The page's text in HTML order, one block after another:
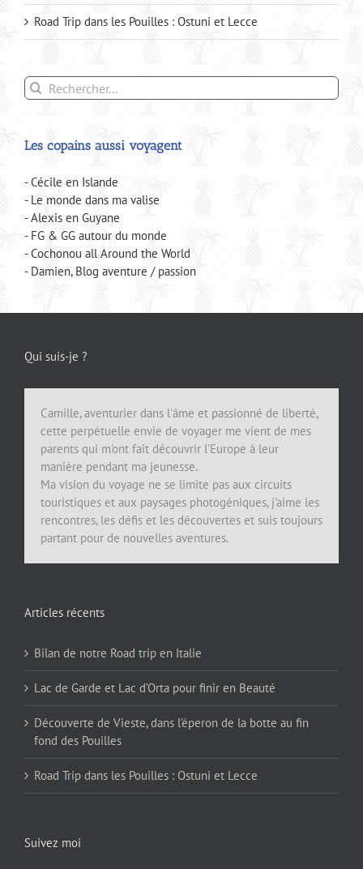
Road Trip dans les Pouilles : Ostuni et Lecce
Rechercher:
Les copains aussi voyagent
- Cécile en Islande
- Le monde dans ma valise
- Alexis en Guyane
- FG & GG autour du monde
- Cochonou all Around the World
- Damien, Blog aventure / passion
Qui suis-je ?
Camille, aventurier dans l'âme et passionné de liberté,
cette perpétuelle envie de voyager me vient de mes
parents qui m'ont fait découvrir l'Europe à leur
manière pendant ma jeunesse.
Ma vision du voyage ne se limite pas aux circuits
touristiques et aux paysages photogéniques, j'aime les
rencontres, les défis et les découvertes et suis toujours
partant pour de nouvelles aventures.
Articles récents
Bilan de notre Road trip en Italie
Lac de Garde et Lac d’Orta pour finir en Beauté
Découverte de Vieste, dans l’éperon de la botte au fin
fond des Pouilles
Road Trip dans les Pouilles : Ostuni et Lecce
Suivez moi